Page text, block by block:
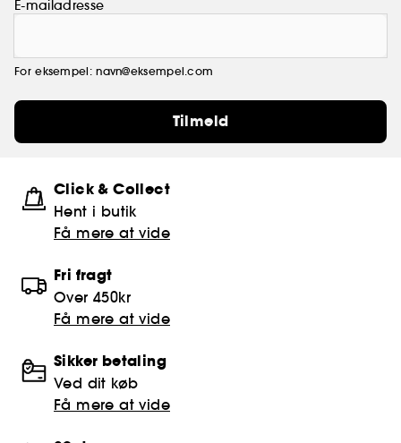
E-mailadresse
For eksempel: navn@eksempel.com
Tilmeld
Click & Collect
Hent i butik
Få mere at vide
Fri fragt
Over 450kr
Få mere at vide
Sikker betaling
Ved dit køb
Få mere at vide